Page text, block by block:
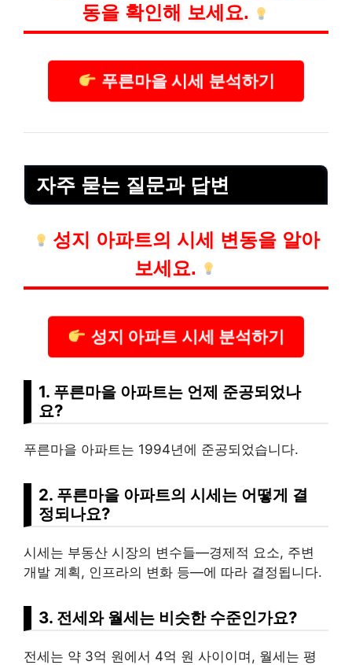
동을 확인해 보세요.
푸른마을 시세 분석하기
자주 묻는 질문과 답변
성지 아파트의 시세 변동을 알아
보세요.
성지 아파트 시세 분석하기
1. 푸른마을 아파트는 언제 준공되었나
요?
푸른마을 아파트는 1994년에 준공되었습니다.
2. 푸른마을 아파트의 시세는 어떻게 결
정되나요?
시세는 부동산 시장의 변수들—경제적 요소, 주변
개발 계획, 인프라의 변화 등—에 따라 결정됩니다.
3. 전세와 월세는 비슷한 수준인가요?
전세는 약 3억 원에서 4억 원 사이이며, 월세는 평